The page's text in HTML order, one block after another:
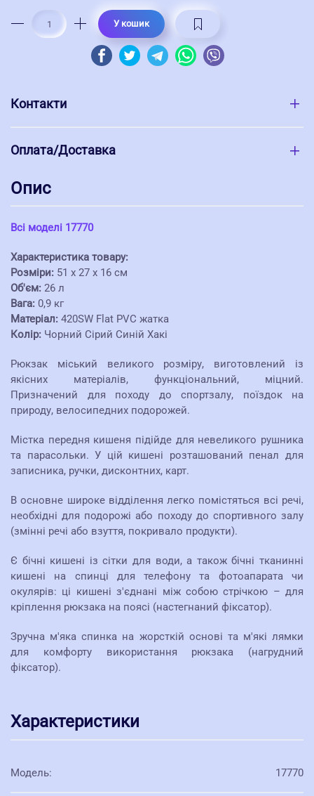
У кошик
Контакти
Оплата/Доставка
Опис
Всі моделі 17770
Характеристика товару:
Розміри: 51 x 27 x 16 см
Об'єм: 26 л
Вага: 0,9 кг
Матеріал: 420SW Flat PVC жатка
Колір: Чорний Сірий Синій Хакі
Рюкзак міський великого розміру, виготовлений із
якісних матеріалів, функціональний, міцний.
Призначений для походу до спортзалу, поїздок на
природу, велосипедних подорожей.
Містка передня кишеня підійде для невеликого рушника
та парасольки. У цій кишені розташований пенал для
записника, ручки, дисконтних, карт.
В основне широке відділення легко помістяться всі речі,
необхідні для подорожі або походу до спортивного залу
(змінні речі або взуття, покривало продукти).
Є бічні кишені із сітки для води, а також бічні тканинні
кишені на спинці для телефону та фотоапарата чи
окулярів: ці кишені з'єднані між собою стрічкою – для
кріплення рюкзака на поясі (настегнаний фіксатор).
Зручна м'яка спинка на жорсткій основі та м'які лямки
для комфорту використання рюкзака (нагрудний
фіксатор).
Характеристики
Модель: 17770